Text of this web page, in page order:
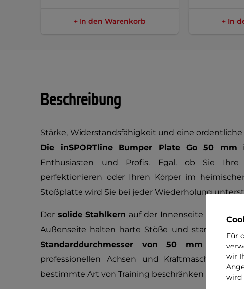
+ In den Warenkorb + In
Beschreibung
Stärke, Widerstandsfähigkeit und eine
Die inSPORTline Bumper Plate Go 50 mm
Enthusiasten und Profis. Egal, ob Sie Ihre
perfektionieren oder Ihren Körper im
Stoßplatte wird Sie bei jeder Wiederholung
Der solide Stahlkern auf der Innenseite und das
Außenseite halten harte Stöße und starke
Standarddurchmesser von 50 mm
professionellen Achsen und Kraftmaschinen,
bestimmte Art von Training beschränken müssen.
Für
wir
wird